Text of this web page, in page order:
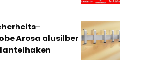
Arosa alusilber